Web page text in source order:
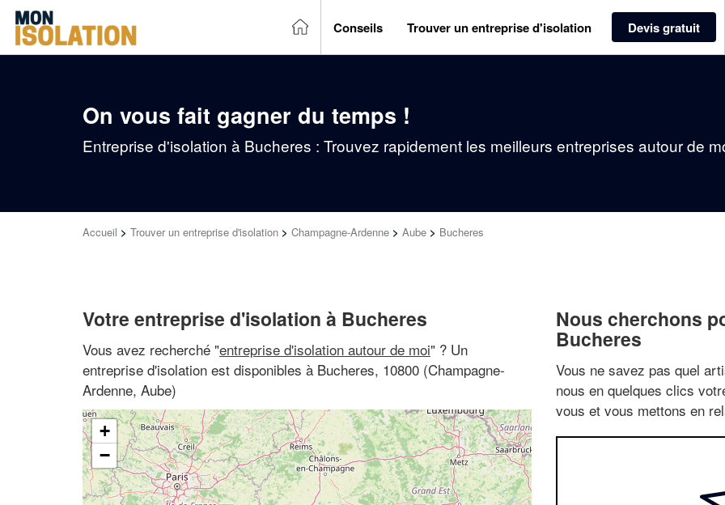
Conseils Trouver un entreprise d'isolation Devis gratuit
On vous fait gagner du temps !
Entreprise d'isolation à Bucheres : Trouvez rapidement les meilleurs entreprises autour de
Accueil > Trouver un entreprise d'isolation > Champagne-Ardenne > Aube > Bucheres
Votre entreprise d'isolation à Bucheres
Vous avez recherché "entreprise d'isolation autour de moi" ? Un
entreprise d'isolation est disponibles à Bucheres, 10800 (Champagne-
Ardenne, Aube)
+
−
Nous cherchons
Bucheres
Vous ne savez pas quel
nous en quelques clics
vous et vous mettons en